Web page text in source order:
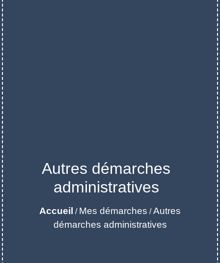
Autres démarches
administratives
Accueil / Mes démarches /Autres
démarches administratives